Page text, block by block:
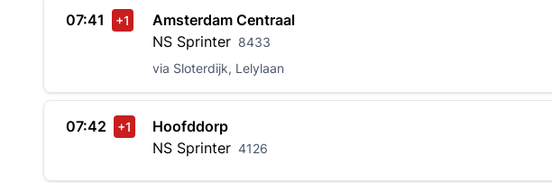
07:41 +1
Amsterdam Centraal
NS Sprinter 8433
via Sloterdijk, Lelylaan
07:42 +1
Hoofddorp
NS Sprinter 4126